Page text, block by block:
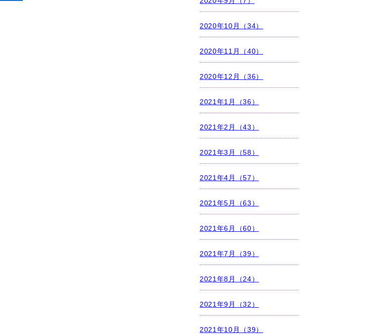
2020年10月（34）
2020年11月（40）
2020年12月（36）
2021年1月（36）
2021年2月（43）
2021年3月（58）
2021年4月（57）
2021年5月（63）
2021年6月（60）
2021年7月（39）
2021年8月（24）
2021年9月（32）
2021年10月（39）